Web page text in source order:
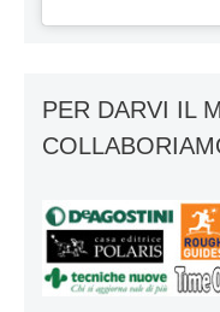
PER DARVI IL